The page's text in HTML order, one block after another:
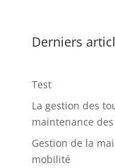
Derniers
Test
La gestion des
maintenance
Gestion de la
mobilité